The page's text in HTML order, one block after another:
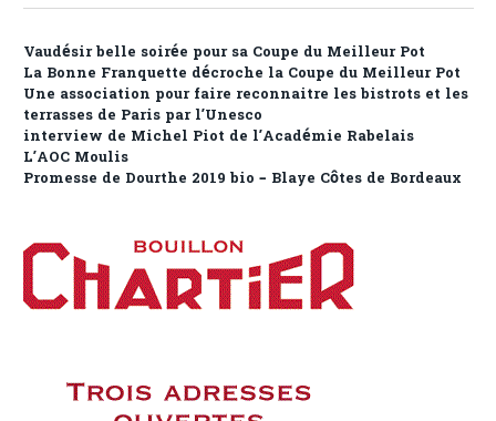
Vaudésir belle soirée pour sa Coupe du Meilleur Pot
La Bonne Franquette décroche la Coupe du Meilleur Pot
Une association pour faire reconnaitre les bistrots et les
terrasses de Paris par l’Unesco
interview de Michel Piot de l’Académie Rabelais
L’AOC Moulis
Promesse de Dourthe 2019 bio – Blaye Côtes de Bordeaux